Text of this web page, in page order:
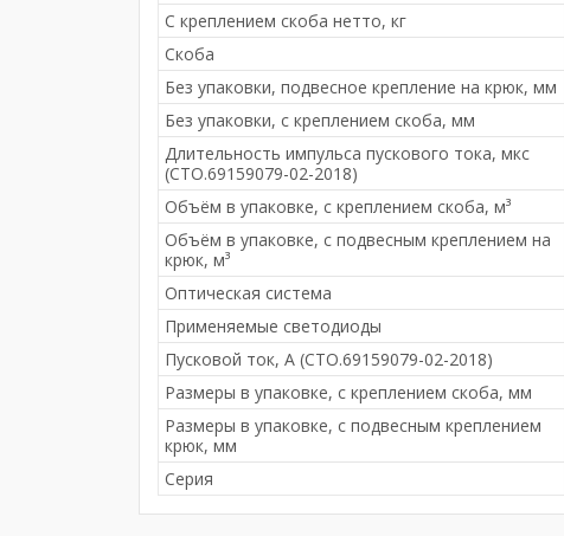
С креплением скоба нетто, кг
Скоба
Без упаковки, подвесное крепление на крюк, мм
Без упаковки, с креплением скоба, мм
Длительность импульса пускового тока, мкс
(СТО.69159079-02-2018)
Объём в упаковке, с креплением скоба, м³
Объём в упаковке, с подвесным креплением на
крюк, м³
Оптическая система
Применяемые светодиоды
Пусковой ток, А (СТО.69159079-02-2018)
Размеры в упаковке, с креплением скоба, мм
Размеры в упаковке, с подвесным креплением
крюк, мм
Серия